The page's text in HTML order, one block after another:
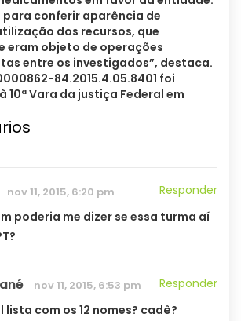
para conferir aparência de
dos recursos, que
eram objeto de operações
entre os investigados”, destaca.
84.2015.4.05.8401 foi
10ª Vara da justiça Federal em
nov 11, 2015, 6:20 pm
Responder
poderia me dizer se essa turma aí
nov 11, 2015, 6:53 pm
Responder
lista com os 12 nomes? cadê?